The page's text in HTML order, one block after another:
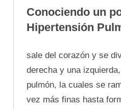
Conociendo un
Hipertensión
sale del corazón y se
derecha y una
pulmón, la cuales se
vez más finas hasta